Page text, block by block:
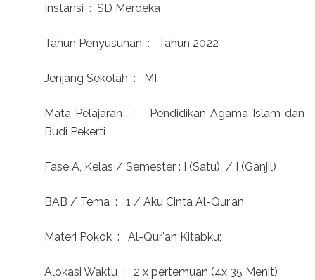
Instansi : SD Merdeka
Tahun Penyusunan : Tahun 2022
Jenjang Sekolah : MI
Mata Pelajaran :
Pendidikan Agama Islam dan
Budi Pekerti
Fase A, Kelas / Semester : I (Satu) / I (Ganjil)
BAB / Tema : 1 / Aku Cinta Al-Qur’an
Materi Pokok : Al-Qur'an Kitabku;
Alokasi Waktu : 2 x pertemuan (4x 35 Menit)